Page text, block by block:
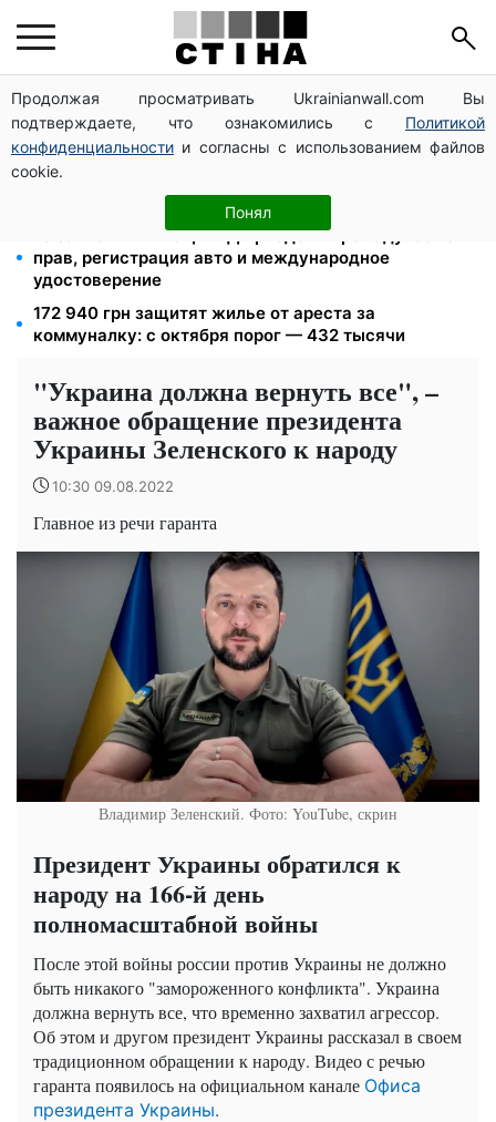
Продолжая просматривать Ukrainianwall.com Вы
подтверждаете, что ознакомились с Политикой
конфиденциальности и согласны с использованием файлов
cookie.
Понял
125 грн за куб воды: закон №4777 запустил двойное
подорожание тарифов в регионах
Федоров уволен и без бронирования: Камельчук
предлагает экс-министру мобилизацию на общих
10 заявок — и МСЦ МВД приедет в громаду: обмен
прав, регистрация авто и международное
удостоверение
172 940 грн защитят жилье от ареста за
коммуналку: с октября порог — 432 тысячи
"Украина должна вернуть все", –
важное обращение президента
Украины Зеленского к народу
10:30 09.08.2022
Главное из речи гаранта
Владимир Зеленский. Фото: YouTube, скрин
Президент Украины обратился к
народу на 166-й день
полномасштабной войны
После этой войны россии против Украины не должно
быть никакого "замороженного конфликта". Украина
должна вернуть все, что временно захватил агрессор.
Об этом и другом президент Украины рассказал в своем
традиционном обращении к народу. Видео с речью
гаранта появилось на официальном канале Офиса
президента Украины.